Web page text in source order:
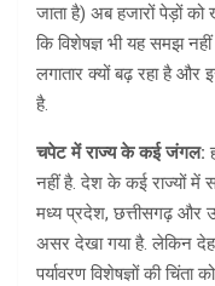
जाता है) अब हजारों पेड़ों
कि विशेषज्ञ भी यह समझ
लगातार क्यों बढ़ रहा है और
है.
चपेट में राज्य के कई जंगल:
नहीं है. देश के कई राज्यों
मध्य प्रदेश, छत्तीसगढ़ और
असर देखा गया है. लेकिन
पर्यावरण विशेषज्ञों की चिंता